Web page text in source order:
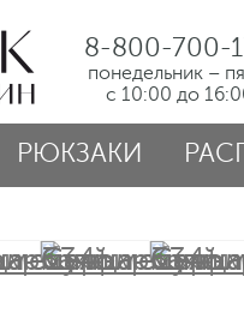
8-800-700-
понедельник –
с 10:00 до
РЮКЗАКИ